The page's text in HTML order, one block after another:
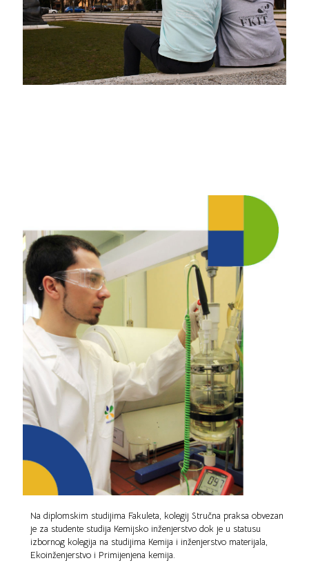
Na diplomskim studijima Fakuleta, kolegij Stručna praksa obvezan
je za studente studija Kemijsko inženjerstvo dok je u statusu
izbornog kolegija na studijima Kemija i inženjerstvo materijala,
Ekoinženjerstvo i Primijenjena kemija.